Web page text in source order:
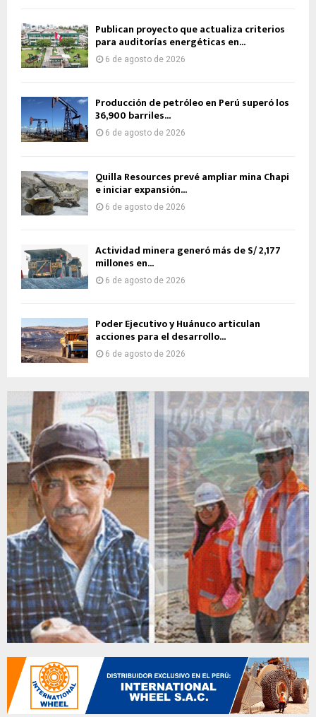
Publican proyecto que actualiza criterios
para auditorías energéticas en...
6 de agosto de 2026
Producción de petróleo en Perú superó los
36,900 barriles...
6 de agosto de 2026
Quilla Resources prevé ampliar mina Chapi
e iniciar expansión...
6 de agosto de 2026
Actividad minera generó más de S/ 2,177
millones en...
6 de agosto de 2026
Poder Ejecutivo y Huánuco articulan
acciones para el desarrollo...
6 de agosto de 2026